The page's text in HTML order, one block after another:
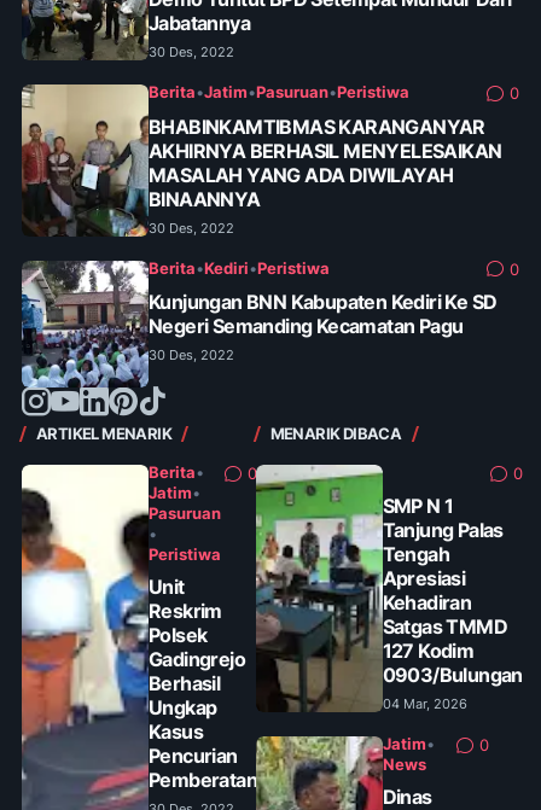
Jabatannya
30 Des, 2022
Berita•Jatim•Pasuruan•Peristiwa 0
BHABINKAMTIBMAS KARANGANYAR
AKHIRNYA BERHASIL MENYELESAIKAN
MASALAH YANG ADA DIWILAYAH
BINAANNYA
30 Des, 2022
Berita•Kediri•Peristiwa 0
Kunjungan BNN Kabupaten Kediri Ke SD
Negeri Semanding Kecamatan Pagu
30 Des, 2022
ARTIKEL MENARIK
Berita•
Jatim•
Pasuruan
•
Peristiwa
0
Unit
Reskrim
Polsek
Gadingrejo
Berhasil
Ungkap
Kasus
Pencurian
Pemberatan
MENARIK DIBACA
0
SMP N 1
Tanjung Palas
Tengah
Apresiasi
Kehadiran
Satgas TMMD
127 Kodim
0903/Bulungan
04 Mar, 2026
Jatim•
News
0
Dinas